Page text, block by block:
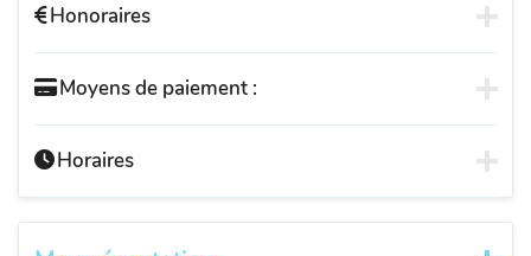
Honoraires
Moyens de paiement :
Horaires